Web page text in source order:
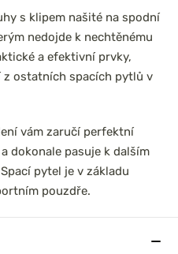
s klipem našité na spodní
nedojde k nechtěnému
a efektivní prvky,
z ostatních spacích pytlů v
vám zaručí perfektní
dokonale pasuje k dalším
pytel je v základu
pouzdře.